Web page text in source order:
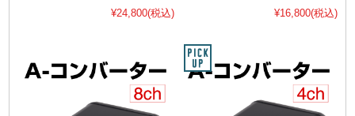
¥24,800(税込)
¥16,800(税込)